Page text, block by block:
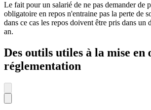
Le fait pour un salarié de ne pas demander de
obligatoire en repos n'entraine pas la perte de
dans ce cas les repos doivent être pris dans un
an.
Des outils utiles à la mise en
réglementation